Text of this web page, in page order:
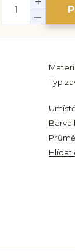
Typ
Barva
Hlídat